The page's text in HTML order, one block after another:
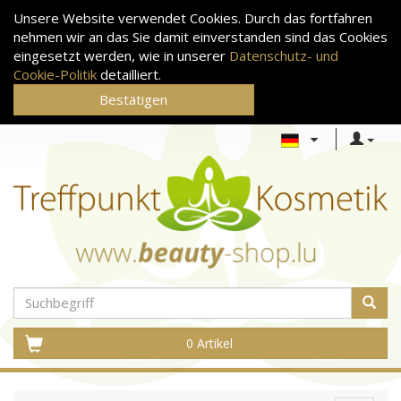
Unsere Website verwendet Cookies. Durch das fortfahren
nehmen wir an das Sie damit einverstanden sind das Cookies
eingesetzt werden, wie in unserer Datenschutz- und
Cookie-Politik detailliert.
Bestätigen
0 Artikel